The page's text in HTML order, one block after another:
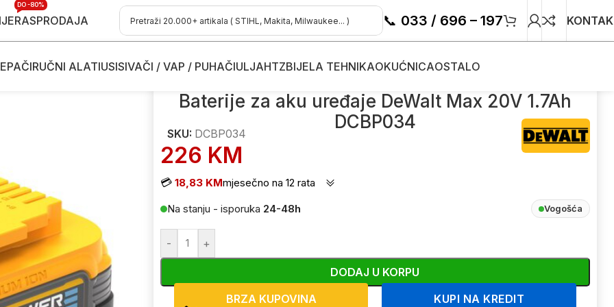
RASPRODAJA
DO -80%
📞 033 / 696 – 197
RUČNI ALATIUSISIVAČI / VAP / PUHAČIULJAHTZBIJELA TEHNIKAOKUĆNICAOSTALO
Baterije za aku uređaje DeWalt Max 20V 1.7Ah DCBP034
Baterije za aku uređaje DeWalt Max 20V 1.7Ah
DCBP034
SKU: DCBP034
226 KM
💳 18,83 KMmjesečno na 12 rata
Na stanju - isporuka 24-48h Vogošća
- +
DODAJ U KORPU
BRZA KUPOVINA
KUPI NA KREDIT